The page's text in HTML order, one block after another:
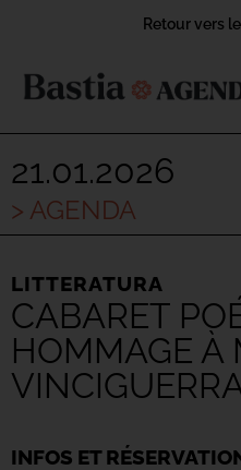
Retour vers
21.01.2026
> AGENDA
LITTERATURA
CABARET
HOMMAGE À
INFOS ET